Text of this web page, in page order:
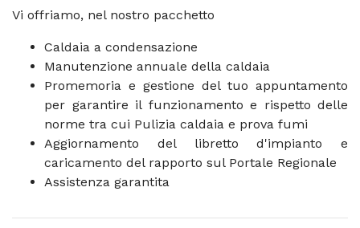
Vi offriamo, nel nostro pacchetto
Caldaia a condensazione
Manutenzione annuale della caldaia
Promemoria e gestione del tuo appuntamento
per garantire il funzionamento e rispetto delle
norme tra cui Pulizia caldaia e prova fumi
Aggiornamento del libretto d'impianto e
caricamento del rapporto sul Portale Regionale
Assistenza garantita